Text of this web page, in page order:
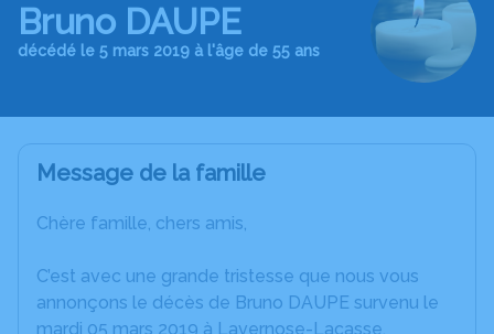
Bruno DAUPE
décédé le 5 mars 2019 à l'âge de 55 ans
Message de la famille
Chère famille, chers amis,
C’est avec une grande tristesse que nous vous
annonçons le décès de Bruno DAUPE survenu le
mardi 05 mars 2019 à Lavernose-Lacasse.